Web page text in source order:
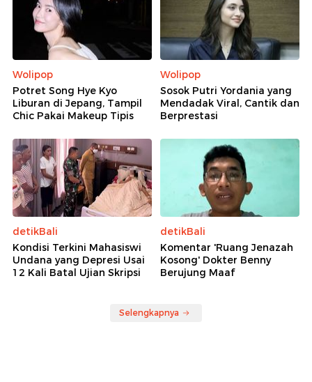
Wolipop
Potret Song Hye Kyo
Liburan di Jepang, Tampil
Chic Pakai Makeup Tipis
Wolipop
Sosok Putri Yordania yang
Mendadak Viral, Cantik dan
Berprestasi
detikBali
Kondisi Terkini Mahasiswi
Undana yang Depresi Usai
12 Kali Batal Ujian Skripsi
detikBali
Komentar 'Ruang Jenazah
Kosong' Dokter Benny
Berujung Maaf
Selengkapnya